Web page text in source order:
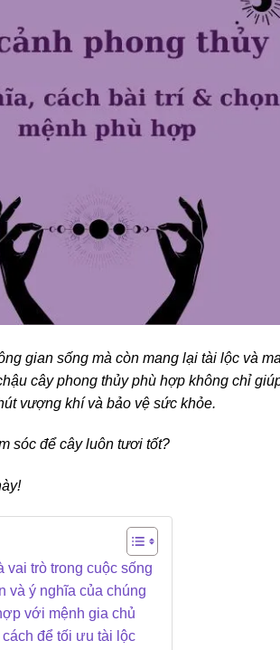
gian sống mà còn mang lại tài lộc và
cây phong thủy phù hợp không chỉ
vượng khí và bảo vệ sức khỏe.
sóc để cây luôn tươi tốt?
vai trò trong cuộc sống
và ý nghĩa của chúng
với mệnh gia chủ
để tối ưu tài lộc